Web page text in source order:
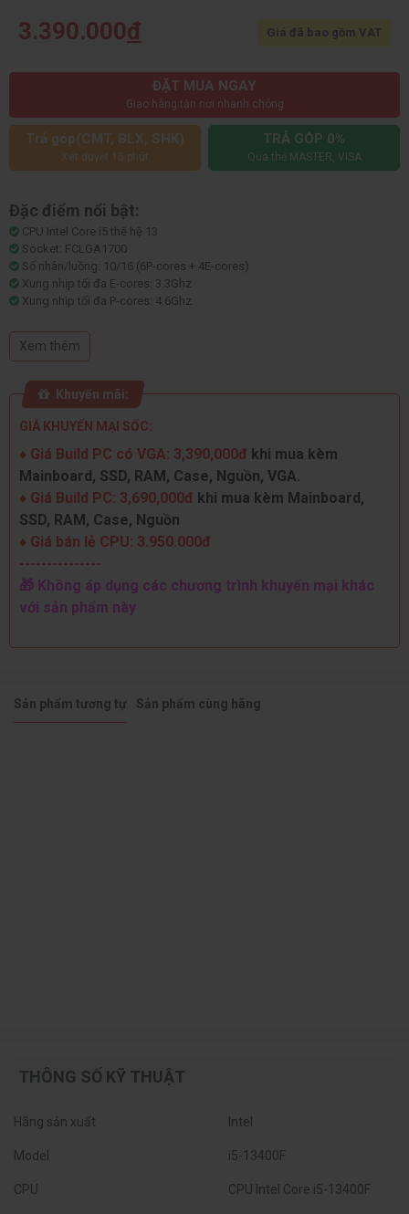
3.390.000đ Giá đã bao gồm VAT
ĐẶT MUA NGAY
Giao hàng tận nơi nhanh chóng
Trả góp(CMT, BLX, SHK)
Xét duyệt 15 phút
TRẢ GÓP 0%
Qua thẻ MASTER, VISA
Đặc điểm nổi bật:
CPU Intel Core i5 thế hệ 13
Socket: FCLGA1700
Số nhân/luồng: 10/16 (6P-cores + 4E-cores)
Xung nhịp tối đa E-cores: 3.3Ghz
Xung nhịp tối đa P-cores: 4.6Ghz
Điện năng tiêu thụ: 65-154W
Ngày phát hành: Q1'23
Xem thêm
Khuyến mãi:
GIÁ KHUYẾN MẠI SỐC:
♦ Giá Build PC có VGA: 3,390,000đ khi mua kèm
Mainboard, SSD, RAM, Case, Nguồn, VGA.
♦ Giá Build PC: 3,690,000đ khi mua kèm Mainboard,
SSD, RAM, Case, Nguồn
♦ Giá bán lẻ CPU: 3.950.000đ
---------------
🎁 Không áp dụng các chương trình khuyến mại khác
với sản phẩm này
Sản phẩm tương tự Sản phẩm cùng hãng
THÔNG SỐ KỸ THUẬT
Hãng sản xuất Intel
Model i5-13400F
CPU CPU Intel Core i5-13400F